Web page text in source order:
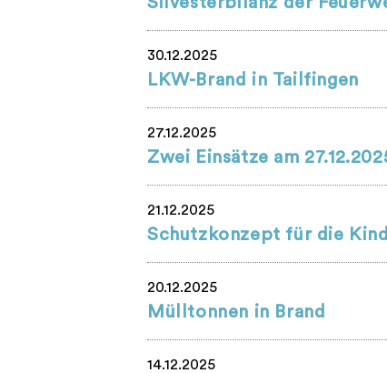
30.12.2025
LKW-Brand in Tailfingen
27.12.2025
Zwei Einsätze am
21.12.2025
Schutzkonzept für die
20.12.2025
Mülltonnen in Brand
14.12.2025